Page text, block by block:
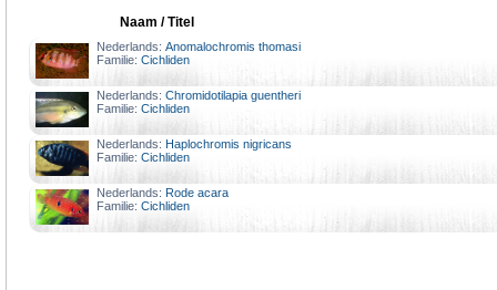
Naam / Titel
Nederlands: Anomalochromis thomasi
Familie: Cichliden
Nederlands: Chromidotilapia guentheri
Familie: Cichliden
Nederlands: Haplochromis nigricans
Familie: Cichliden
Nederlands: Rode acara
Familie: Cichliden